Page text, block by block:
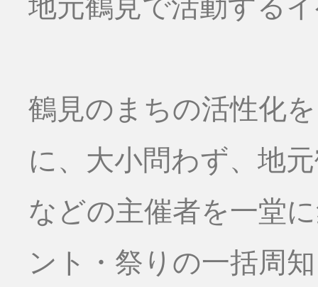
鶴見のまちの活性化
に、大小問わず、地
などの主催者を一堂
ント・祭りの一括周